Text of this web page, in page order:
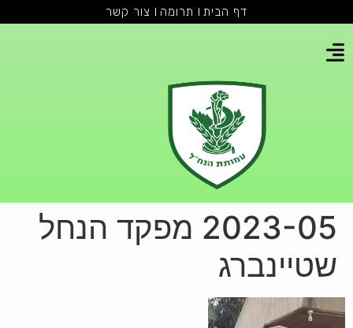
דף הבית תרומה צור קשר
2023-05 מפקד הנחל
שטיינברג